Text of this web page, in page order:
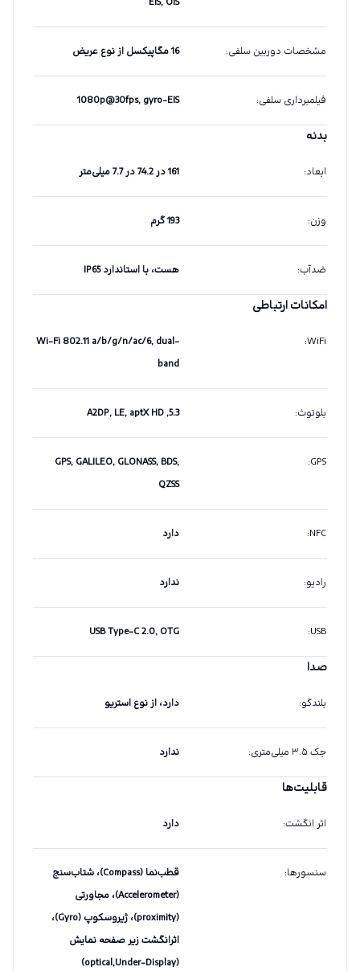
مشخصات دوربین سلفی: 16 مگاپیکسل از نوع عریض
فیلمبرداری سلفی:
1080p@30fps, gyro-EIS
بدنه
ابعاد: 161 در 74.2 در 7.7 میلی‌متر
وزن: 193 گرم
ضدآب: هست،‌ با استاندارد IP65
امکانات ارتباطی
WiFi
:
Wi-Fi 802.11 a/b/g/n/ac/6, dual-
band
بلوتوث:
5.3, A2DP, LE, aptX HD
GPS
:
GPS, GALILEO, GLONASS, BDS,
QZSS
NFC
: دارد
رادیو: ندارد
USB
:
USB Type-C 2.0, OTG
صدا
بلندگو: دارد، از نوع استریو
جک ۳.۵ میلی‌متری : ندارد
قابلیت‌ها
اثر انگشت: دارد
سنسورها:
قطب‌نما (Compass)، شتاب‌سنج
(Accelerometer)، مجاورتی
(proximity)، ژیروسکوپ (Gyro)،
اثرانگشت زیر صفحه نمایش
(optical,Under-Display)